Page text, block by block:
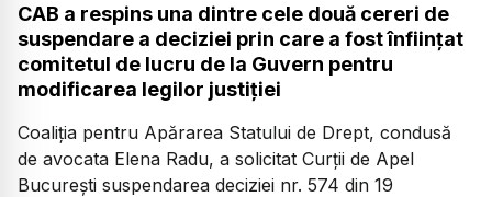
CAB a respins una dintre cele două cereri de
suspendare a deciziei prin care a fost înființat
comitetul de lucru de la Guvern pentru
modificarea legilor justiției
Coaliția pentru Apărarea Statului de Drept, condusă
de avocata Elena Radu, a solicitat Curții de Apel
București suspendarea deciziei nr. 574 din 19